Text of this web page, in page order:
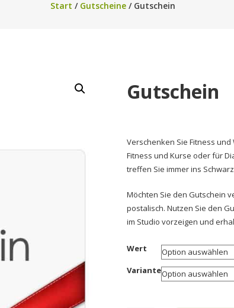
Start / Gutscheine/ Gutschein
Gutschein
Verschenken Sie Fitness
Fitness und Kurse oder für
treffen Sie immer ins
Möchten Sie den Gutschein
postalisch. Nutzen Sie den
im Studio vorzeigen und
Wert
Variante